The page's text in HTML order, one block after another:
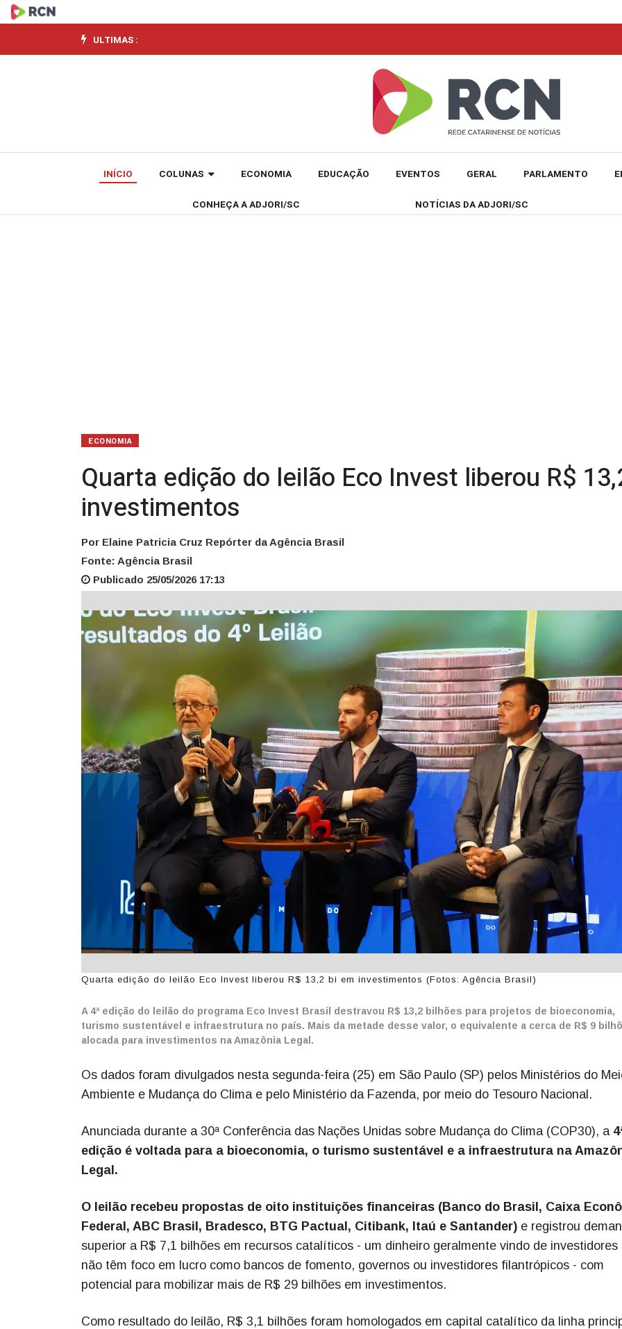
Quarta
edição
Invest
ULTIMAS :
INÍCIO COLUNAS ECONOMIA EDUCAÇÃO EVENTOS GERAL PARLAMENTO
CONHEÇA A ADJORI/SC NOTÍCIAS DA ADJORI/SC
ECONOMIA
Quarta edição do leilão Eco Invest liberou R$
investimentos
Por Elaine Patricia Cruz Repórter da Agência Brasil
Fonte: Agência Brasil
Publicado 25/05/2026 17:13
Quarta edição do leilão Eco Invest liberou R$ 13,2 bi em investimentos (Fotos: Agência Brasil)
A 4ª edição do leilão do programa Eco Invest Brasil destravou R$ 13,2 bilhões para projetos de bioeconomia,
turismo sustentável e infraestrutura no país. Mais da metade desse valor, o equivalente a cerca de R$ 9
alocada para investimentos na Amazônia Legal.
Os dados foram divulgados nesta segunda-feira (25) em São Paulo (SP) pelos Ministérios do
Ambiente e Mudança do Clima e pelo Ministério da Fazenda, por meio do Tesouro Nacional.
Anunciada durante a 30ª Conferência das Nações Unidas sobre Mudança do Clima (COP30), a
edição é voltada para a bioeconomia, o turismo sustentável e a infraestrutura na
Legal.
O leilão recebeu propostas de oito instituições financeiras (Banco do Brasil, Caixa
Federal, ABC Brasil, Bradesco, BTG Pactual, Citibank, Itaú e Santander) e registrou
superior a R$ 7,1 bilhões em recursos catalíticos - um dinheiro geralmente vindo de investidores
não têm foco em lucro como bancos de fomento, governos ou investidores filantrópicos - com
potencial para mobilizar mais de R$ 29 bilhões em investimentos.
Como resultado do leilão, R$ 3,1 bilhões foram homologados em capital catalítico da linha